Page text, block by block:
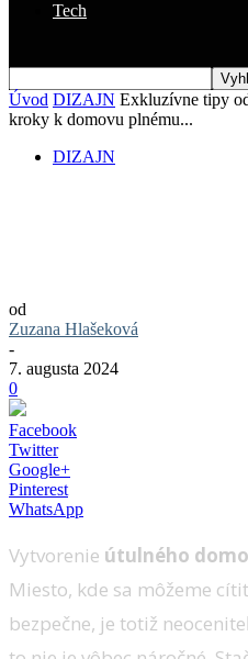
Tech
Úvod DIZAJN Exkluzívne tipy
kroky k domovu plnému...
DIZAJN
od
Zuzana Hlašeková
-
7. augusta 2024
0
Facebook
Twitter
Google+
Pinterest
WhatsApp
Vytvorenie útulného
Miesto, kde sa môžeme
bezpečne, je totiž